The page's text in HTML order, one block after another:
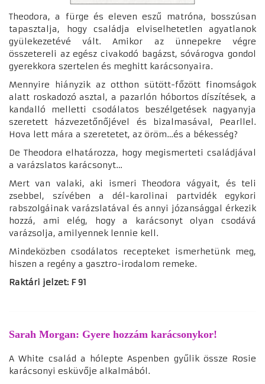
Theodora, a fürge és eleven eszű matróna, bosszúsan
tapasztalja, hogy családja elviselhetetlen agyatlanok
gyülekezetévé vált. Amikor az ünnepekre végre
összetereli az egész civakodó bagázst, sóvárogva gondol
gyerekkora szertelen és meghitt karácsonyaira.
Mennyire hiányzik az otthon sütött-főzött finomságok
alatt roskadozó asztal, a pazarlón hóbortos díszítések, a
kandalló melletti csodálatos beszélgetések nagyanyja
szeretett házvezetőnőjével és bizalmasával, Pearllel.
Hova lett mára a szeretetet, az öröm…és a békesség?
De Theodora elhatározza, hogy megismerteti családjával
a varázslatos karácsonyt…
Mert van valaki, aki ismeri Theodora vágyait, és teli
zsebbel, szívében a dél-karolinai partvidék egykori
rabszolgáinak varázslatával és annyi józansággal érkezik
hozzá, ami elég, hogy a karácsonyt olyan csodává
varázsolja, amilyennek lennie kell.
Mindeközben csodálatos recepteket ismerhetünk meg,
hiszen a regény a gasztro-irodalom remeke.
Raktári jelzet: F 91
Sarah Morgan: Gyere hozzám karácsonykor!
A White család a hólepte Aspenben gyűlik össze Rosie
karácsonyi esküvője alkalmából.